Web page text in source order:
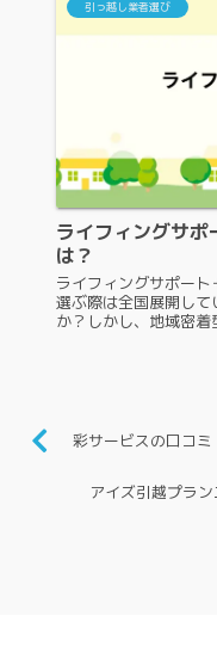
引っ越し業者選び
ライフィングサポ
は？
ライフィングサポー
選ぶ際は全国展開し
か？しかし、地域密
彩サービスの口コ
アイズ引越プラ